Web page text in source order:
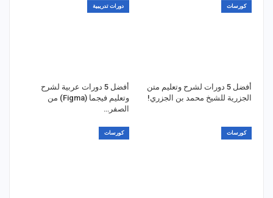
كورسات
أفضل 5 دورات لشرح وتعليم متن
الجزرية للشيخ محمد بن الجزري!
دورات تدريبية
أفضل 5 دورات عربية لشرح
وتعليم فيجما (Figma) من
الصفر…
كورسات كورسات